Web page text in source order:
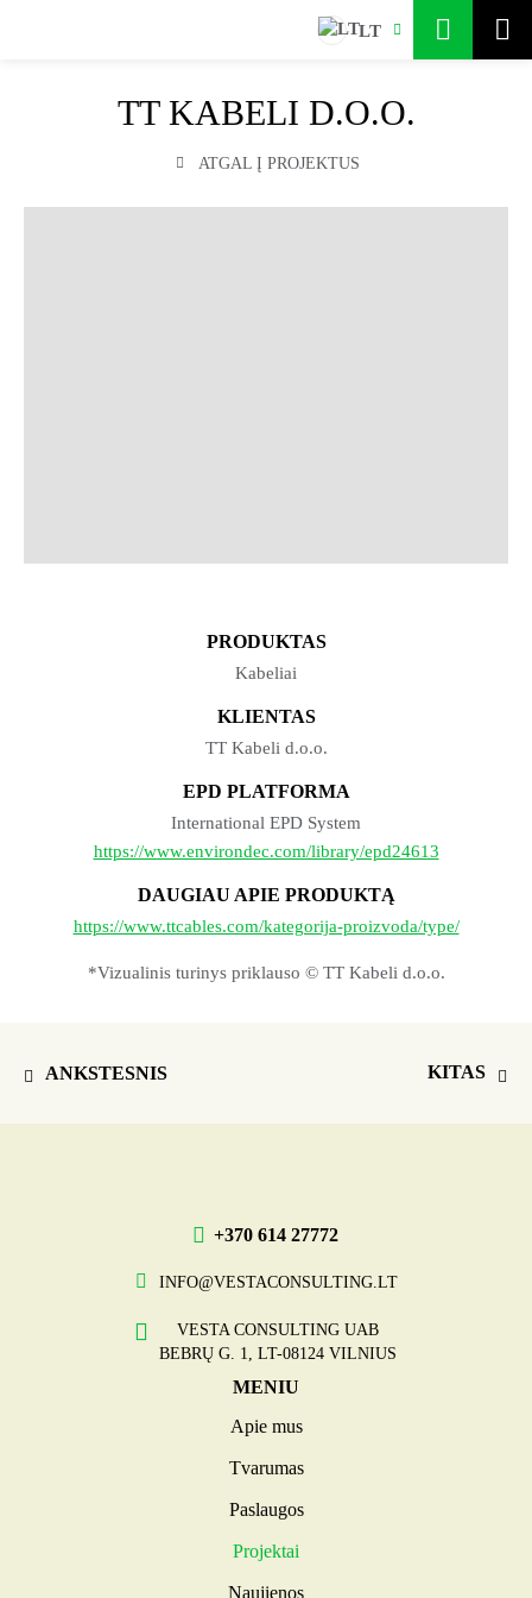
LT
TT KABELI D.O.O.
ATGAL Į PROJEKTUS
PRODUKTAS
Kabeliai
KLIENTAS
TT Kabeli d.o.o.
EPD PLATFORMA
International EPD System
https://www.environdec.com/library/epd24613
DAUGIAU APIE PRODUKTĄ
https://www.ttcables.com/kategorija-proizvoda/type/
*Vizualinis turinys priklauso © TT Kabeli d.o.o.
ANKSTESNIS KITAS
+370 614 27772
INFO@VESTACONSULTING.LT
VESTA CONSULTING UAB
BEBRŲ G. 1, LT-08124 VILNIUS
MENIU
Apie mus
Tvarumas
Paslaugos
Projektai
Naujienos